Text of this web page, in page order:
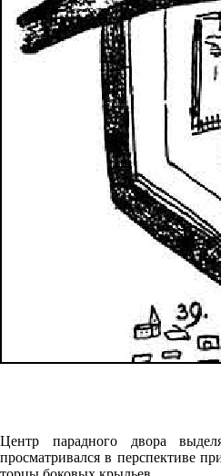
Центр парадного двора
просматривался в перспективе